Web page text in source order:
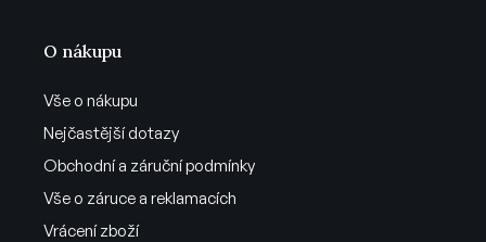
O nákupu
Vše o nákupu
Nejčastější dotazy
Obchodní a záruční podmínky
Vše o záruce a reklamacích
Vrácení zboží